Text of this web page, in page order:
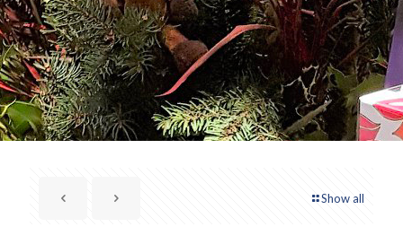
Show all